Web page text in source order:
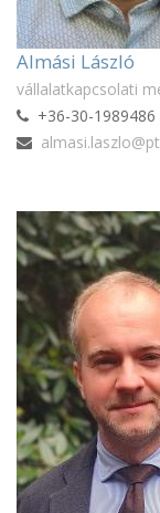
Almási László
vállalatkapcsolati
+36-30-1989486